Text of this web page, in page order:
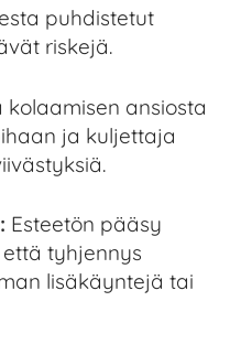
puhdistetut
riskejä.
kolaamisen ansiosta
ja kuljettaja
Esteetön pääsy
tyhjennys
lisäkäyntejä tai